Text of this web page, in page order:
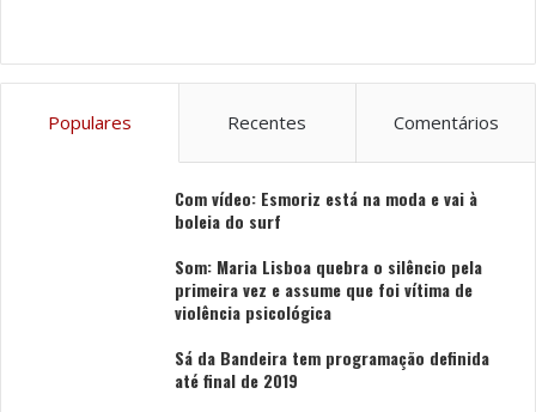
Populares Recentes Comentários
Com vídeo: Esmoriz está na moda e vai à
boleia do surf
Som: Maria Lisboa quebra o silêncio pela
primeira vez e assume que foi vítima de
violência psicológica
Sá da Bandeira tem programação definida
até final de 2019